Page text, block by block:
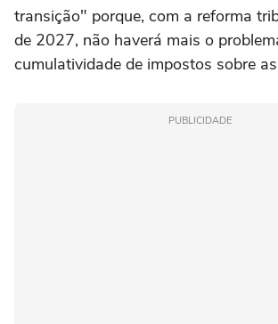
transição" porque, com a reforma
de 2027, não haverá mais o
cumulatividade de impostos sobre
PUBLICIDADE